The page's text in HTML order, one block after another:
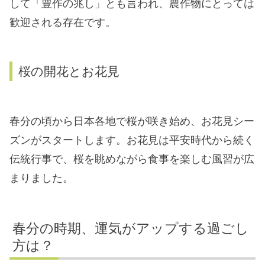
して「豊作の兆し」とも言われ、農作物にとっては
歓迎される存在です。
桜の開花とお花見
春分の頃から日本各地で桜が咲き始め、お花見シー
ズンがスタートします。お花見は平安時代から続く
伝統行事で、桜を眺めながら食事を楽しむ風習が広
まりました。
春分の時期、運気がアップする過ごし
方は？